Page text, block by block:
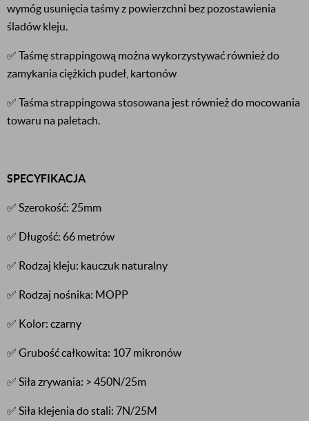
wymóg usunięcia taśmy z powierzchni bez pozostawienia
śladów kleju.
✅ Taśmę strappingową można wykorzystywać również do
zamykania ciężkich pudeł, kartonów
✅ Taśma strappingowa stosowana jest również do mocowania
towaru na paletach.
SPECYFIKACJA
✅ Szerokość: 25mm
✅ Długość: 66 metrów
✅ Rodzaj kleju: kauczuk naturalny
✅ Rodzaj nośnika: MOPP
✅ Kolor: czarny
✅ Grubość całkowita: 107 mikronów
✅ Siła zrywania: > 450N/25m
✅ Siła klejenia do stali: 7N/25M